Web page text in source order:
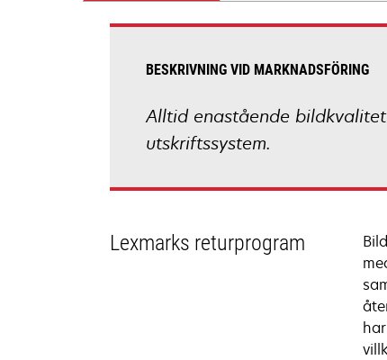
BESKRIVNING VID MARKNADSFÖRING
Alltid enastående
utskriftssystem.
Lexmarks returprogram